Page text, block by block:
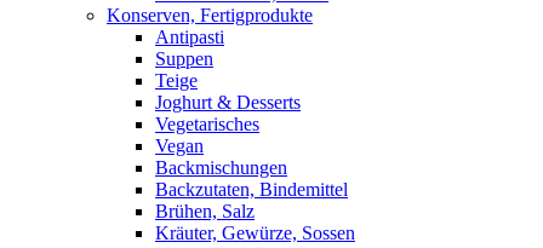
Konserven, Fertigprodukte
Antipasti
Suppen
Teige
Joghurt & Desserts
Vegetarisches
Vegan
Backmischungen
Backzutaten, Bindemittel
Brühen, Salz
Kräuter, Gewürze, Sossen